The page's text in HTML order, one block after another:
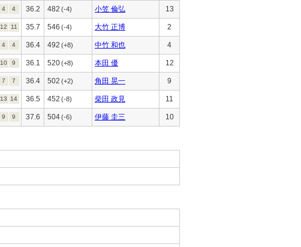
4 4 36.2 482 (-4) 小笠 倫弘 13
12 11 35.7 546 (-4) 大竹 正博 2
4 4 36.4 492 (+8) 中竹 和也 4
10 9 36.1 520(+8) 本田 優 12
7 7 36.4 502 (+2) 角田 晃一 9
13 14 36.5 452 (-8) 柴田 政見 11
9 9 37.6 504(-6) 伊藤 圭三 10